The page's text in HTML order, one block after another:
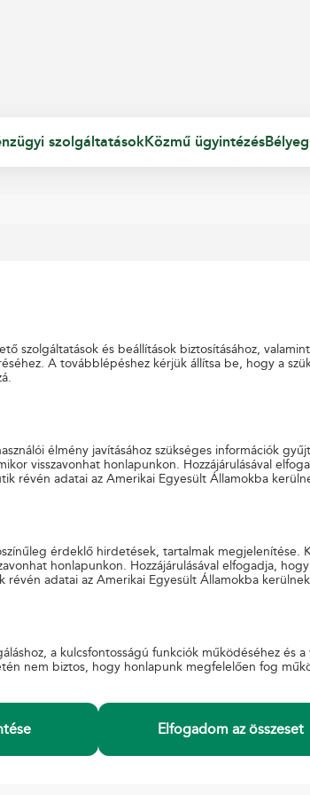
szolgáltatásokKözmű ügyintézésBélyeg
szolgáltatások és beállítások biztosításához, valamint
A továbblépéshez kérjük állítsa be, hogy a
élmény javításához szükséges információk
visszavonhat honlapunkon. Hozzájárulásával
révén adatai az Amerikai Egyesült Államokba
érdeklő hirdetések, tartalmak megjelenítése.
honlapunkon. Hozzájárulásával elfogadja,
adatai az Amerikai Egyesült Államokba
a kulcsfontosságú funkciók működéséhez és
nem biztos, hogy honlapunk megfelelően fog
Elfogadom az összeset
pályázatok
nyilatkozat
tárhely üzemzavar, üzemszünet.
Információátadási Szabályzat együttműködő
E-